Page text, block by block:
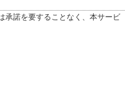
承諾を要することなく、本サービ